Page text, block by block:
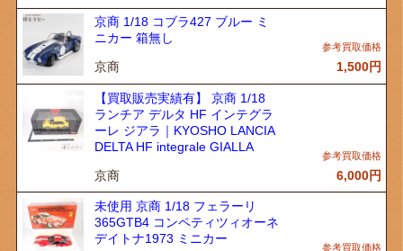
京商 1/18 コブラ427 ブルー ミ
ニカー 箱無し
京商 1,500円
【買取販売実績有】 京商 1/18
ランチア デルタ HF インテグラ
ーレ ジアラ｜KYOSHO LANCIA
DELTA HF integrale GIALLA
京商 6,000円
未使用 京商 1/18 フェラーリ
365GTB4 コンペティツィオーネ
デイトナ1973 ミニカー